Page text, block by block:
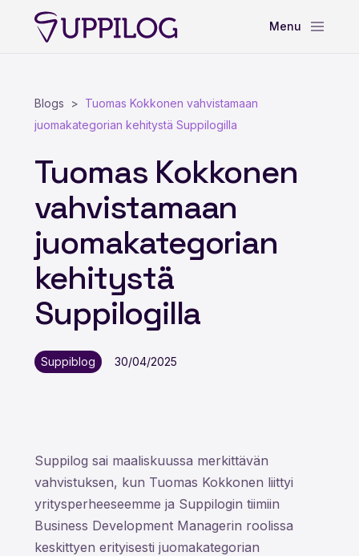
Blogs
Tuomas Kokkonen vahvistamaan
juomakategorian kehitystä Suppilogilla
Tuomas Kokkonen
vahvistamaan
juomakategorian
kehitystä
Suppilogilla
Suppiblog 30/04/2025
Suppilog sai maaliskuussa merkittävän
vahvistuksen, kun Tuomas Kokkonen liittyi
yritysperheeseemme ja Suppilogin tiimiin
Business Development Managerin roolissa
keskittyen erityisesti juomakategorian